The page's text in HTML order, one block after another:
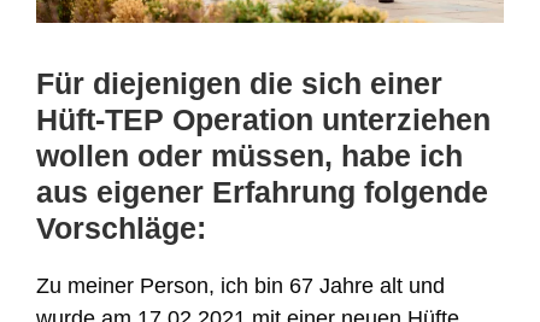
Für diejenigen die sich einer
Hüft-TEP Operation unterziehen
wollen oder müssen, habe ich
aus eigener Erfahrung folgende
Vorschläge:
Zu meiner Person, ich bin 67 Jahre alt und